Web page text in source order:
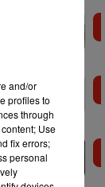
and/or
profiles to
through
Use
fix errors;
personal